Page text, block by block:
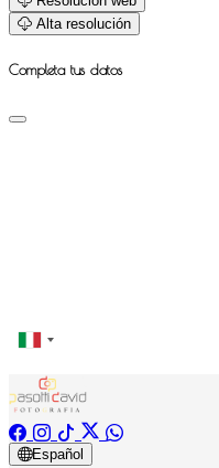
Alta resolución
Completa tus datos
Español